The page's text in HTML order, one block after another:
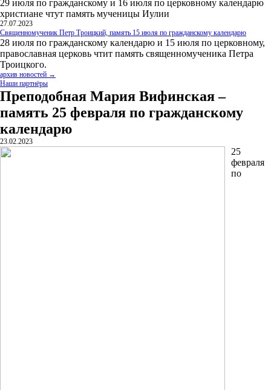
29 июля по гражданскому и 16 июля по церковному календарю
христиане чтут память мученицы Иулии
27.07.2023
Священномученик Петр Троицкий, память 15 июля по гражданскому календарю
28 июля по гражданскому календарю и 15 июля по церковному,
православная церковь чтит память священномученика Петра
Троицкого.
архив новостей →
Наши партнёры
Преподобная Мария Вифинская –
память 25 февраля по гражданскому
календарю
23.02.2023
25
февраля
по